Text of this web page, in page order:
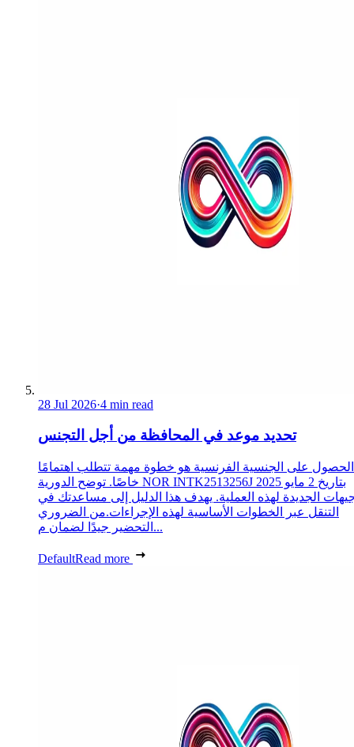
28 Jul 2026·4 min read
تحديد موعد في المحافظة من أجل التجنس
الحصول على الجنسية الفرنسية هو خطوة مهمة تتطلب اهتمامًا
خاصًا. توضح الدورية NOR INTK2513256J بتاريخ 2 مايو 2025
الجديدة لهذه العملية. يهدف هذا الدليل إلى مساعدتك في
التنقل عبر الخطوات الأساسية لهذه الإجراءات.من الضروري
التحضير جيدًا لضمان م...
DefaultRead more